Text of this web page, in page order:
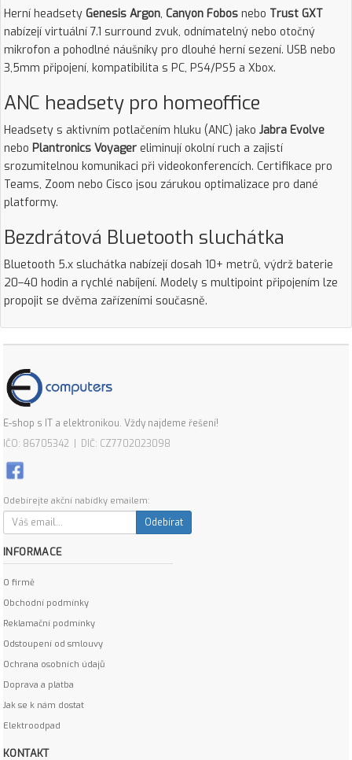
Herní headsety Genesis Argon, Canyon Fobos nebo Trust GXT
nabízejí virtuální 7.1 surround zvuk, odnímatelný nebo otočný
mikrofon a pohodlné náušníky pro dlouhé herní sezení. USB nebo
3,5mm připojení, kompatibilita s PC, PS4/PS5 a Xbox.
ANC headsety pro homeoffice
Headsety s aktivním potlačením hluku (ANC) jako Jabra Evolve
nebo Plantronics Voyager eliminují okolní ruch a zajistí
srozumitelnou komunikaci při videokonferencích. Certifikace pro
Teams, Zoom nebo Cisco jsou zárukou optimalizace pro dané
platformy.
Bezdrátová Bluetooth sluchátka
Bluetooth 5.x sluchátka nabízejí dosah 10+ metrů, výdrž baterie
20–40 hodin a rychlé nabíjení. Modely s multipoint připojením lze
propojit se dvěma zařízeními současně.
E-shop s IT a elektronikou. Vždy najdeme řešení!
IČO: 86705342 | DIČ: CZ7702023098
Odebírejte akční nabídky emailem:
Odebírat
INFORMACE
O firmě
Obchodní podmínky
Reklamační podmínky
Odstoupení od smlouvy
Ochrana osobních údajů
Doprava a platba
Jak se k nám dostat
Elektroodpad
KONTAKT